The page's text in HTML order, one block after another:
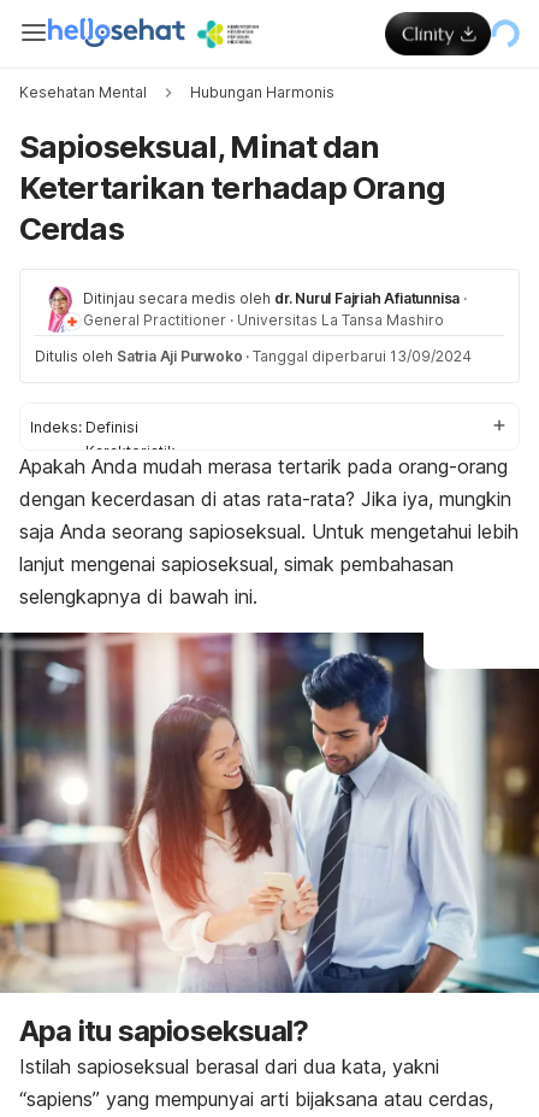
Kesehatan Mental Hubungan Harmonis
Sapioseksual, Minat dan
Ketertarikan terhadap Orang
Cerdas
Ditinjau secara medis oleh dr. Nurul Fajriah Afiatunnisa ·
General Practitioner · Universitas La Tansa Mashiro
Ditulis oleh Satria Aji Purwoko · Tanggal diperbarui 13/09/2024
Indeks: Definisi
Karakteristik
Ciri-ciri
Alasan
Apakah Anda mudah merasa tertarik pada orang-orang
dengan kecerdasan di atas rata-rata? Jika iya, mungkin
saja Anda seorang sapioseksual. Untuk mengetahui lebih
lanjut mengenai sapioseksual, simak pembahasan
selengkapnya di bawah ini.
Apa itu sapioseksual?
Istilah sapioseksual berasal dari dua kata, yakni
“sapiens” yang mempunyai arti bijaksana atau cerdas,